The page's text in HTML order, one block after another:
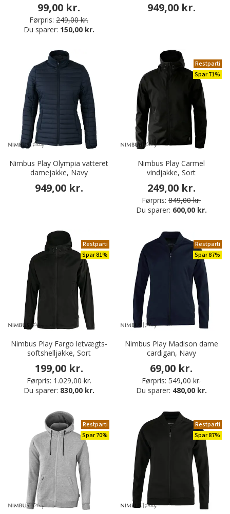
99,00 kr.
Førpris: 249,00 kr.
Du sparer: 150,00 kr.
949,00 kr.
Nimbus Play Olympia vatteret
damejakke, Navy
949,00 kr.
Restparti
Spar 71%
Nimbus Play Carmel
vindjakke, Sort
249,00 kr.
Førpris: 849,00 kr.
Du sparer: 600,00 kr.
Restparti
Spar 81%
Nimbus Play Fargo letvægts-
softshelljakke, Sort
199,00 kr.
Førpris: 1.029,00 kr.
Du sparer: 830,00 kr.
Restparti
Spar 87%
Nimbus Play Madison dame
cardigan, Navy
69,00 kr.
Førpris: 549,00 kr.
Du sparer: 480,00 kr.
Restparti
Spar 70%
Restparti
Spar 87%